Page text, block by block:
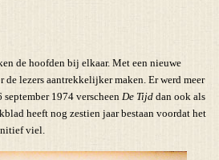
de hoofden bij elkaar. Met een nieuwe
lezers aantrekkelijker maken. Er werd meer
1974 verscheen De Tijd dan ook als
heeft nog zestien jaar bestaan voordat het
viel.